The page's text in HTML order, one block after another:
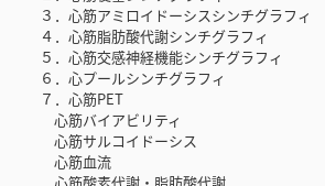
３．心筋アミロイドーシスシンチグラフィ
４．心筋脂肪酸代謝シンチグラフィ
５．心筋交感神経機能シンチグラフィ
６．心プールシンチグラフィ
７．心筋PET
心筋バイアビリティ
心筋サルコイドーシス
心筋血流